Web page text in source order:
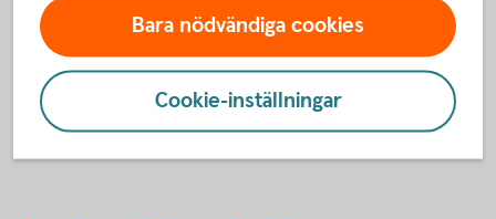
att gå i genom uttagsreglerna för pensionens olika
delar. Se när och hur du kan ta ut din pension.
Ta ut din pension -uttagsregler
Bara nödvändiga cookies
Cookie-inställningar